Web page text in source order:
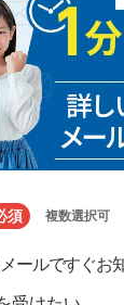
須 複数選択可
ールですぐお知